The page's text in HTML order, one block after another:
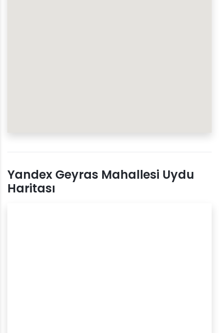
Yandex Geyras Mahallesi Uydu
Haritası